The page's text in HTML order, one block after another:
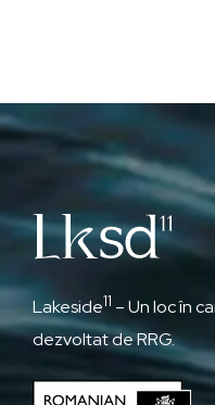
Lakeside11 – Un loc în
dezvoltat de RRG.